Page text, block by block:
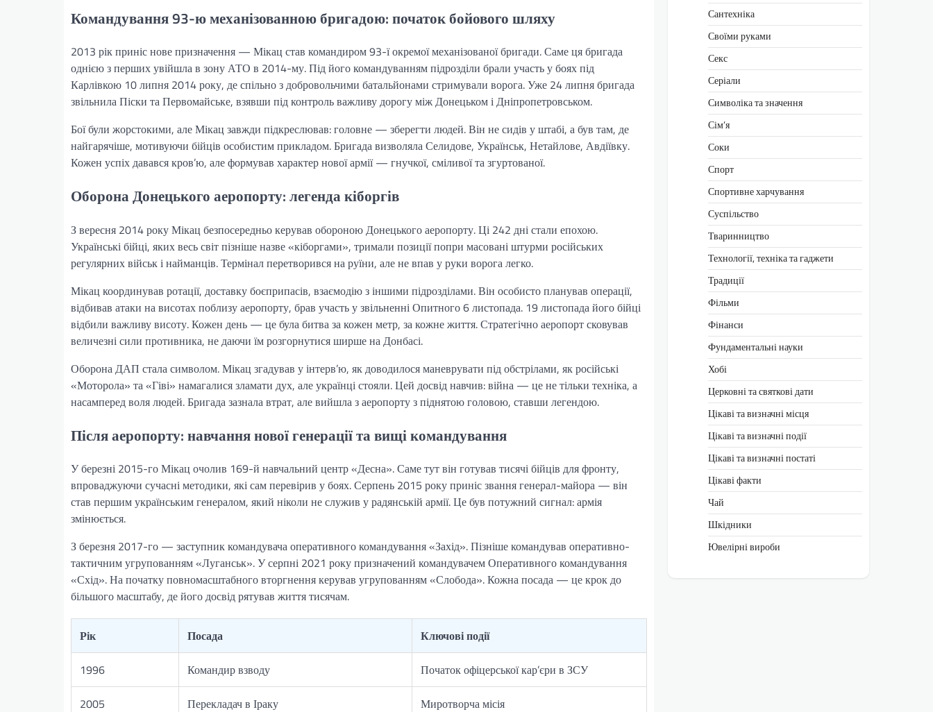
Командування 93-ю механізованною бригадою: початок бойового шляху
2013 рік приніс нове призначення — Мікац став командиром 93-ї окремої механізованої бригади. Саме ця бригада
однією з перших увійшла в зону АТО в 2014-му. Під його командуванням підрозділи брали участь у боях під
Карлівкою 10 липня 2014 року, де спільно з добровольчими батальйонами стримували ворога. Уже 24 липня бригада
звільнила Піски та Первомайське, взявши під контроль важливу дорогу між Донецьком і Дніпропетровськом.
Бої були жорстокими, але Мікац завжди підкреслював: головне — зберегти людей. Він не сидів у штабі, а був там, де
найгарячіше, мотивуючи бійців особистим прикладом. Бригада визволяла Селидове, Українськ, Нетайлове, Авдіївку.
Кожен успіх давався кров’ю, але формував характер нової армії — гнучкої, сміливої та згуртованої.
Оборона Донецького аеропорту: легенда кіборгів
З вересня 2014 року Мікац безпосередньо керував обороною Донецького аеропорту. Ці 242 дні стали епохою.
Українські бійці, яких весь світ пізніше назве «кіборгами», тримали позиції попри масовані штурми російських
регулярних військ і найманців. Термінал перетворився на руїни, але не впав у руки ворога легко.
Мікац координував ротації, доставку боєприпасів, взаємодію з іншими підрозділами. Він особисто планував операції,
відбивав атаки на висотах поблизу аеропорту, брав участь у звільненні Опитного 6 листопада. 19 листопада його бійці
відбили важливу висоту. Кожен день — це була битва за кожен метр, за кожне життя. Стратегічно аеропорт сковував
величезні сили противника, не даючи їм розгорнутися ширше на Донбасі.
Оборона ДАП стала символом. Мікац згадував у інтерв’ю, як доводилося маневрувати під обстрілами, як російські
«Моторола» та «Гіві» намагалися зламати дух, але українці стояли. Цей досвід навчив: війна — це не тільки техніка, а
насамперед воля людей. Бригада зазнала втрат, але вийшла з аеропорту з піднятою головою, ставши легендою.
Після аеропорту: навчання нової генерації та вищі командування
У березні 2015-го Мікац очолив 169-й навчальний центр «Десна». Саме тут він готував тисячі бійців для фронту,
впроваджуючи сучасні методики, які сам перевірив у боях. Серпень 2015 року приніс звання генерал-майора — він
став першим українським генералом, який ніколи не служив у радянській армії. Це був потужний сигнал: армія
змінюється.
З березня 2017-го — заступник командувача оперативного командування «Захід». Пізніше командував оперативно-
тактичним угрупованням «Луганськ». У серпні 2021 року призначений командувачем Оперативного командування
«Схід». На початку повномасштабного вторгнення керував угрупованням «Слобода». Кожна посада — це крок до
більшого масштабу, де його досвід рятував життя тисячам.
Рік Посада Ключові події
1996 Командир взводу Початок офіцерської кар’єри в ЗСУ
2005 Перекладач в Іраку Миротворча місія
Сантехніка
Своїми руками
Секс
Серіали
Символіка та значення
Сім’я
Соки
Спорт
Спортивне харчування
Суспільство
Тваринництво
Технології, техніка та гаджети
Традиції
Фільми
Фінанси
Фундаментальні науки
Хобі
Церковні та святкові дати
Цікаві та визначні місця
Цікаві та визначні події
Цікаві та визначні постаті
Цікаві факти
Чай
Шкідники
Ювелірні вироби